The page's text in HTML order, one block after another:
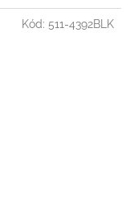
Kód: 511-4392BLK